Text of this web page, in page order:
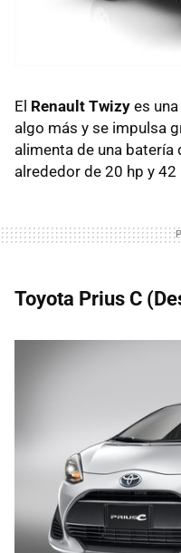
El Renault Twizy es
algo más y se impulsa
alimenta de una
alrededor de 20 hp y
Toyota Prius C